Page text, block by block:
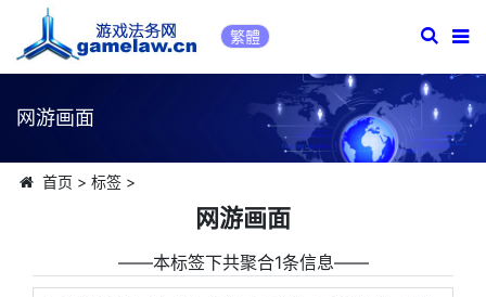
繁體
网游画面
首页 > 标签>
网游画面
――本标签下共聚合1条信息――